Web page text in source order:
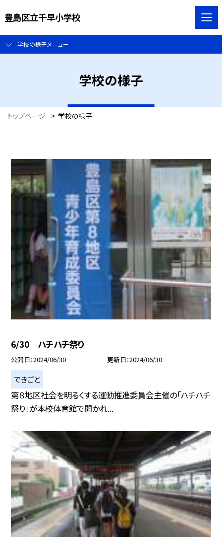
豊島区立千早小学校
学校の様子メニュー
学校の様子
トップページ > 学校の様子
6/30 ハチハチ祭り
公開日 2024/06/30 更新日 2024/06/30
できごと
第８地区社会を明るくする運動推進委員会主催の「ハチハチ
祭り」が本校体育館で開かれ...